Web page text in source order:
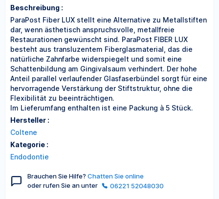
Beschreibung :
ParaPost Fiber LUX stellt eine Alternative zu Metallstiften
dar, wenn ästhetisch anspruchsvolle, metallfreie
Restaurationen gewünscht sind. ParaPost FIBER LUX
besteht aus transluzentem Fiberglasmaterial, das die
natürliche Zahnfarbe widerspiegelt und somit eine
Schattenbildung am Gingivalsaum verhindert. Der hohe
Anteil parallel verlaufender Glasfaserbündel sorgt für eine
hervorragende Verstärkung der Stiftstruktur, ohne die
Flexibilität zu beeinträchtigen.
Im Lieferumfang enthalten ist eine Packung à 5 Stück.
Hersteller :
Coltene
Kategorie :
Endodontie
Brauchen Sie Hilfe? Chatten Sie online
oder rufen Sie an unter
06221 52048030